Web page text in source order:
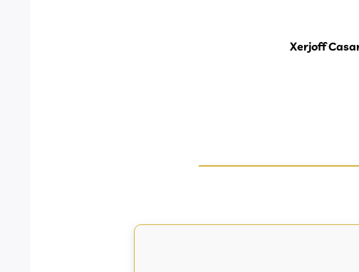
Xerjoff